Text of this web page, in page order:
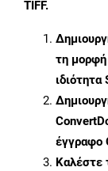
TIFF.
τη μορφή
ιδιότητα
έγγραφο
Καλέστε